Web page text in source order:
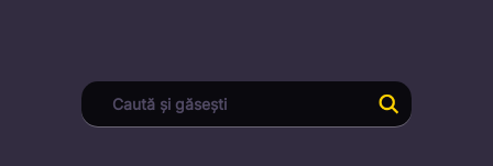
Consultări publice privind
proiectul de lege pent